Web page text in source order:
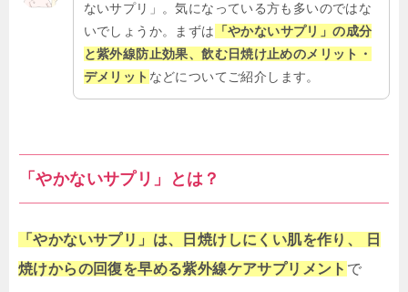
ないサプリ」。気になっている方も多いのではな
いでしょうか。まずは 「やかないサプリ」の成分
と紫外線防止効果、飲む日焼け止めのメリット・
デメリット などについてご紹介します。
「やかないサプリ」とは？
「やかないサプリ」は、日焼けしにくい肌を作り、 日
焼けからの回復を早める紫外線ケアサプリメント で